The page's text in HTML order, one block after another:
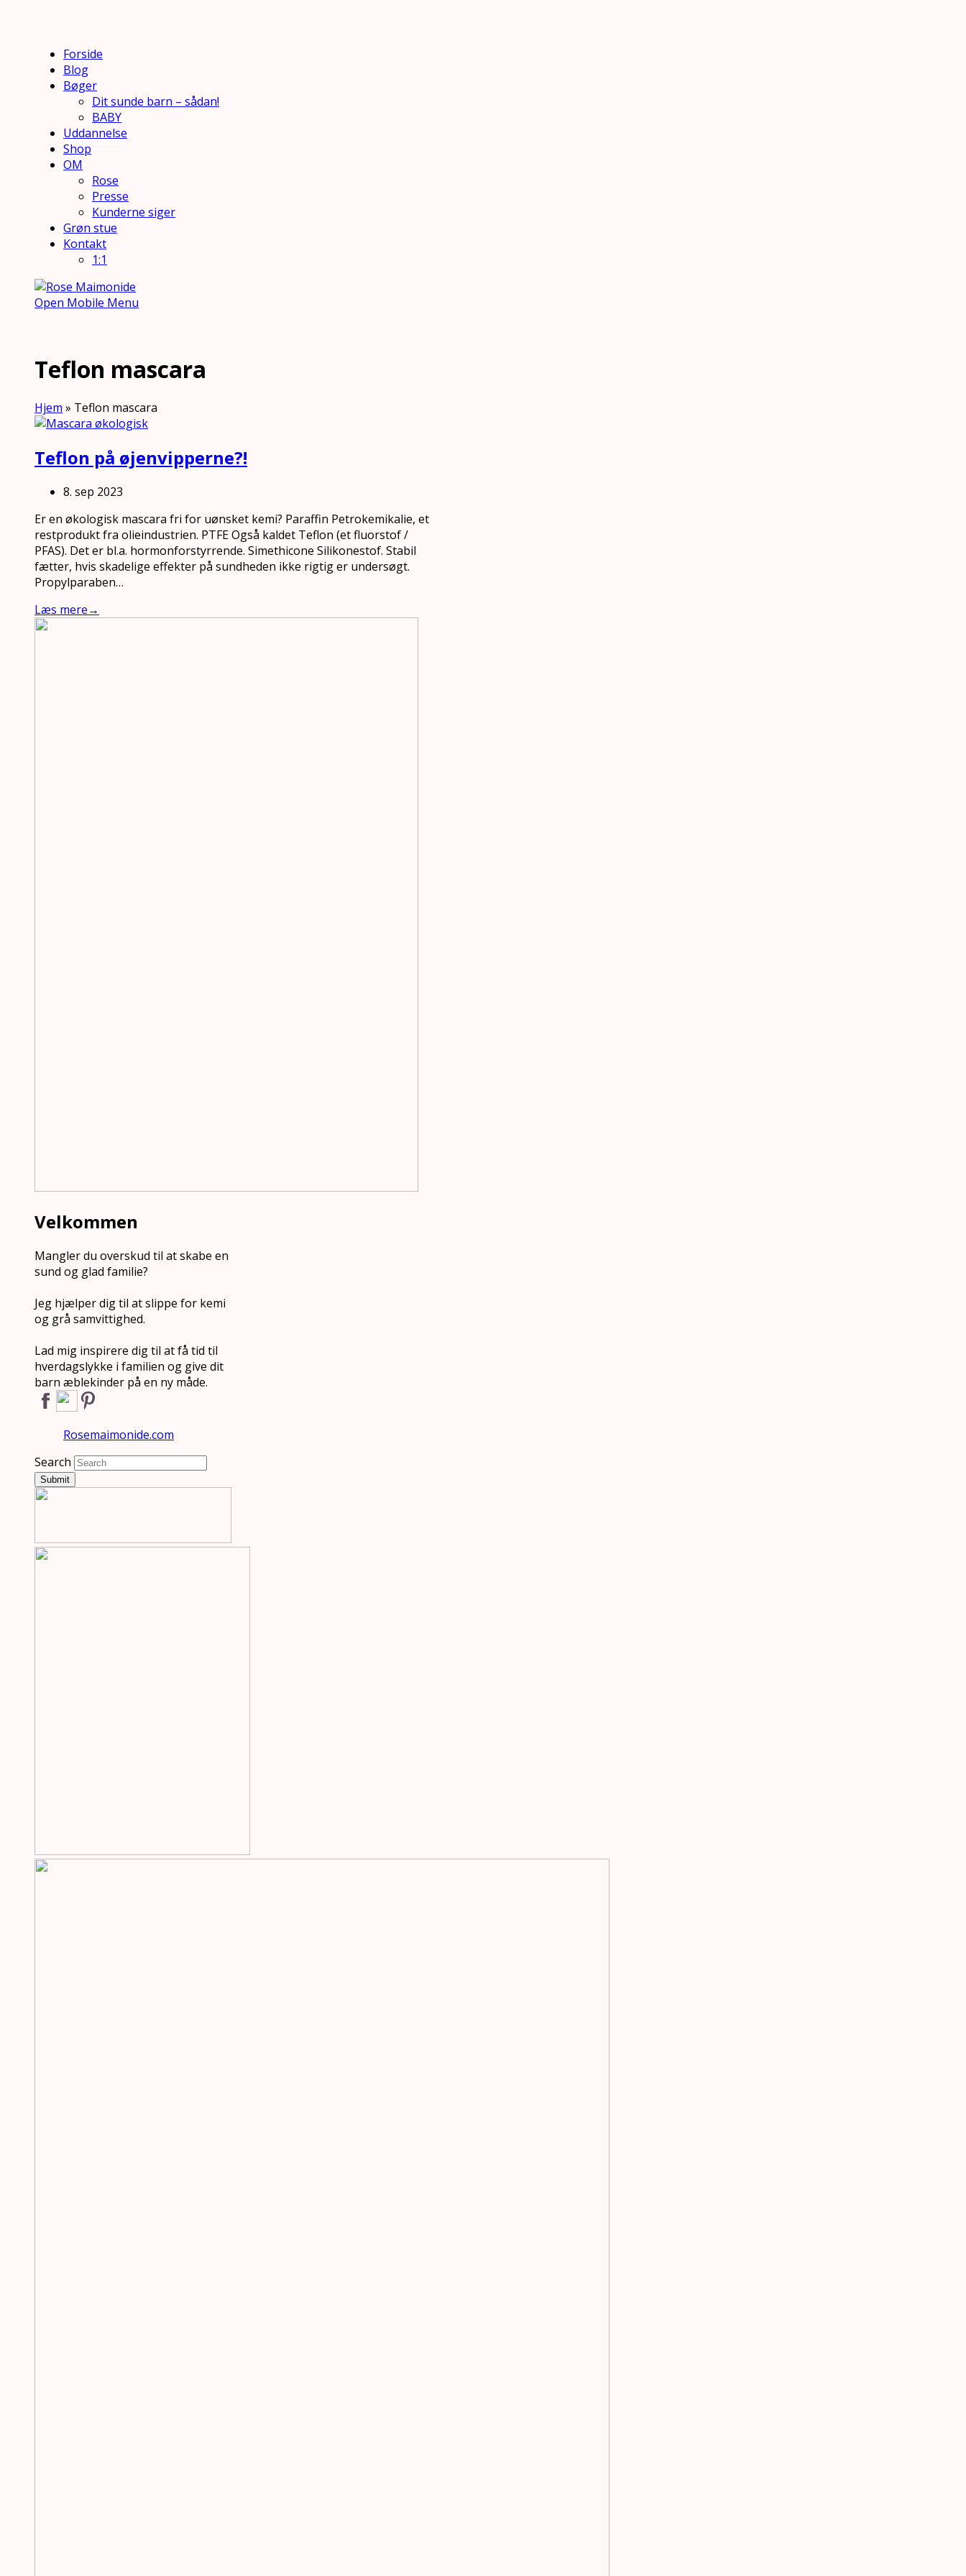
Forside
Blog
Bøger
Dit sunde barn – sådan!
BABY
Uddannelse
Shop
OM
Rose
Presse
Kunderne siger
Grøn stue
Kontakt
1:1
Open Mobile Menu
Teflon mascara
Hjem » Teflon mascara
Teflon på øjenvipperne?!
8. sep 2023
Er en økologisk mascara fri for uønsket kemi? Paraffin Petrokemikalie, et
restprodukt fra olieindustrien. PTFE Også kaldet Teflon (et fluorstof /
PFAS). Det er bl.a. hormonforstyrrende. Simethicone Silikonestof. Stabil
fætter, hvis skadelige effekter på sundheden ikke rigtig er undersøgt.
Propylparaben…
Læs mere→
Velkommen
Mangler du overskud til at skabe en
sund og glad familie?
Jeg hjælper dig til at slippe for kemi
og grå samvittighed.
Lad mig inspirere dig til at få tid til
hverdagslykke i familien og give dit
barn æblekinder på en ny måde.
Rosemaimonide.com
Search
Submit